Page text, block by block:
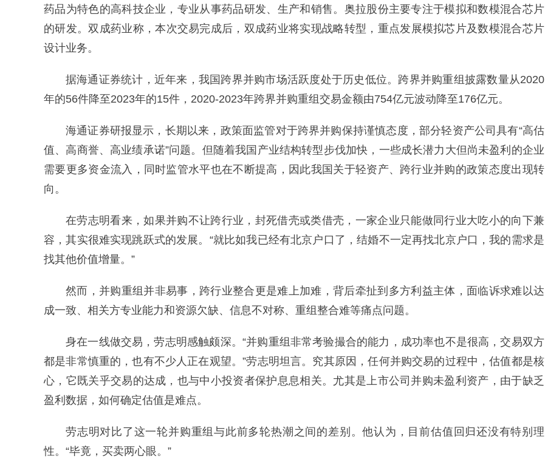
药品为特色的高科技企业，专业从事药品研发、生产和销售。奥拉股份主要专注于模拟和数模混合芯片
的研发。双成药业称，本次交易完成后，双成药业将实现战略转型，重点发展模拟芯片及数模混合芯片
设计业务。
据海通证券统计，近年来，我国跨界并购市场活跃度处于历史低位。跨界并购重组披露数量从2020
年的56件降至2023年的15件，2020-2023年跨界并购重组交易金额由754亿元波动降至176亿元。
海通证券研报显示，长期以来，政策面监管对于跨界并购保持谨慎态度，部分轻资产公司具有“高估
值、高商誉、高业绩承诺”问题。但随着我国产业结构转型步伐加快，一些成长潜力大但尚未盈利的企业
需要更多资金流入，同时监管水平也在不断提高，因此我国关于轻资产、跨行业并购的政策态度出现转
向。
在劳志明看来，如果并购不让跨行业，封死借壳或类借壳，一家企业只能做同行业大吃小的向下兼
容，其实很难实现跳跃式的发展。“就比如我已经有北京户口了，结婚不一定再找北京户口，我的需求是
找其他价值增量。”
然而，并购重组并非易事，跨行业整合更是难上加难，背后牵扯到多方利益主体，面临诉求难以达
成一致、相关方专业能力和资源欠缺、信息不对称、重组整合难等痛点问题。
身在一线做交易，劳志明感触颇深。“并购重组非常考验撮合的能力，成功率也不是很高，交易双方
都是非常慎重的，也有不少人正在观望。”劳志明坦言。究其原因，任何并购交易的过程中，估值都是核
心，它既关乎交易的达成，也与中小投资者保护息息相关。尤其是上市公司并购未盈利资产，由于缺乏
盈利数据，如何确定估值是难点。
劳志明对比了这一轮并购重组与此前多轮热潮之间的差别。他认为，目前估值回归还没有特别理
性。“毕竟，买卖两心眼。”